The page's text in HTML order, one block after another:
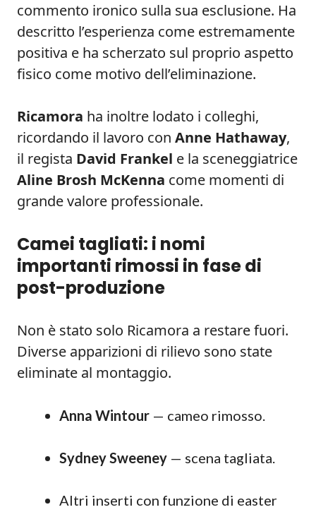
commento ironico sulla sua esclusione. Ha
descritto l’esperienza come estremamente
positiva e ha scherzato sul proprio aspetto
fisico come motivo dell’eliminazione.
Ricamora ha inoltre lodato i colleghi,
ricordando il lavoro con Anne Hathaway,
il regista David Frankel e la sceneggiatrice
Aline Brosh McKenna come momenti di
grande valore professionale.
Camei tagliati: i nomi
importanti rimossi in fase di
post-produzione
Non è stato solo Ricamora a restare fuori.
Diverse apparizioni di rilievo sono state
eliminate al montaggio.
Anna Wintour — cameo rimosso.
Sydney Sweeney — scena tagliata.
Altri inserti con funzione di easter